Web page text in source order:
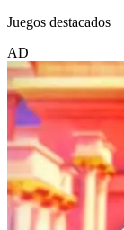
Juegos destacados
AD